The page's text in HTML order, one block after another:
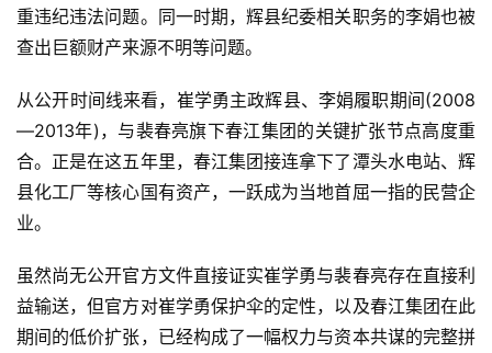
重违纪违法问题。同一时期，辉县纪委相关职务的李娟也被
查出巨额财产来源不明等问题。
从公开时间线来看，崔学勇主政辉县、李娟履职期间(2008
—2013年)，与裴春亮旗下春江集团的关键扩张节点高度重
合。正是在这五年里，春江集团接连拿下了潭头水电站、辉
县化工厂等核心国有资产，一跃成为当地首屈一指的民营企
业。
虽然尚无公开官方文件直接证实崔学勇与裴春亮存在直接利
益输送，但官方对崔学勇保护伞的定性，以及春江集团在此
期间的低价扩张，已经构成了一幅权力与资本共谋的完整拼